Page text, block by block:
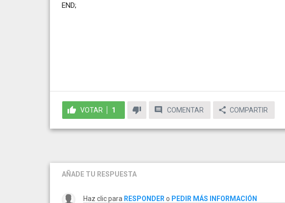
END;
VOTAR 1 COMENTAR COMPARTIR
AÑADE TU RESPUESTA
Haz clic para RESPONDER o PEDIR MÁS INFORMACIÓN